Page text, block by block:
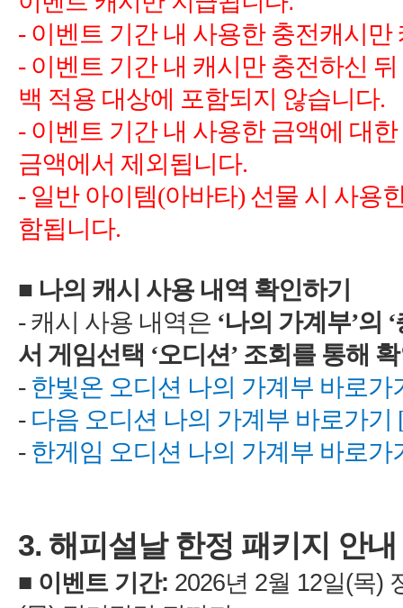
-
-
- 이벤트 기간 내 사용한 금액에 대
- )
-
- 한빛온 오디션 나의 가계부
- 다음 오디션 나의 가계부
- 한게임 오디션 나의 가계부
3.
2 12
)